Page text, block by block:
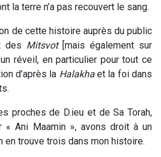
la terre n’a pas recouvert le sang.
de cette histoire auprès du public
des Mitsvot[mais également sur
réveil, en particulier pour tout ce
d’après la Halakhaet la foi dans
proches de D.ieu et de Sa Torah,
« Ani Maamin », avons droit à un
en trouve trois dans mon histoire.